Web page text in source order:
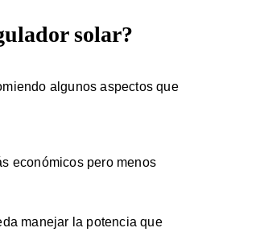
solar?
algunos aspectos que
económicos pero menos
manejar la potencia que